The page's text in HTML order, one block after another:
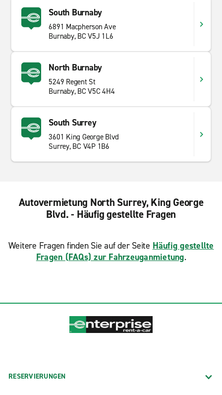
South Burnaby
6891 Macpherson Ave
Burnaby, BC V5J 1L6
North Burnaby
5249 Regent St
Burnaby, BC V5C 4H4
South Surrey
3601 King George Blvd
Surrey, BC V4P 1B6
Autovermietung North Surrey, King George
Blvd. - Häufig gestellte Fragen
Weitere Fragen finden Sie auf der Seite Häufig gestellte
Fragen (FAQs) zur Fahrzeuganmietung.
RESERVIERUNGEN